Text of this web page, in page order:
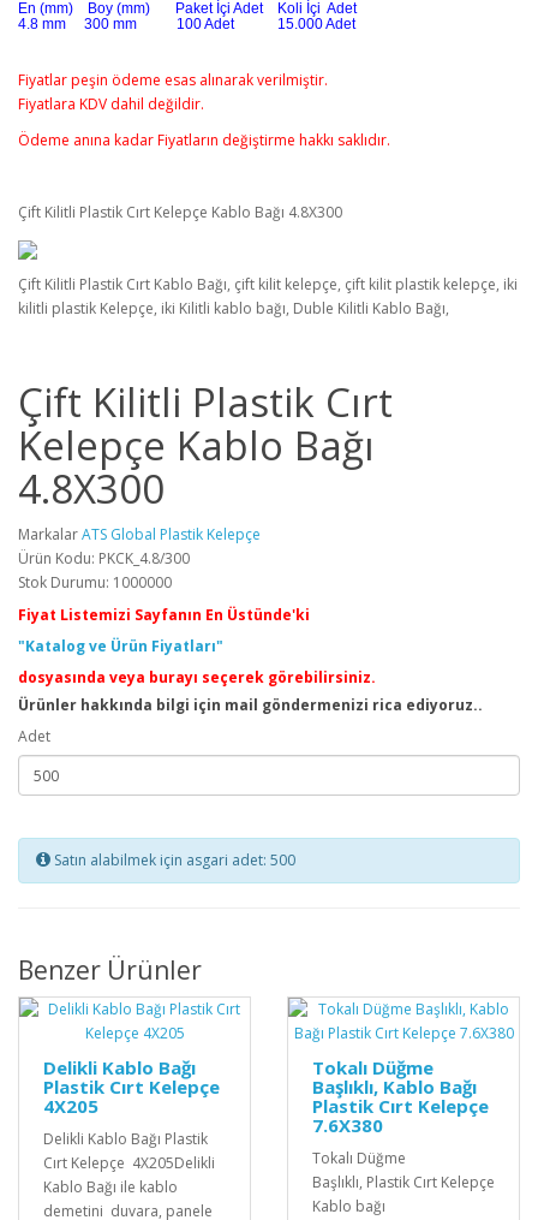
En (mm) Boy (mm) Paket İçi Adet Koli İçi Adet
4.8 mm 300 mm 100 Adet 15.000 Adet
Fiyatlar peşin ödeme esas alınarak verilmiştir.
Fiyatlara KDV dahil değildir.
Ödeme anına kadar Fiyatların değiştirme hakkı saklıdır.
Çift Kilitli Plastik Cırt Kelepçe Kablo Bağı 4.8X300
Çift Kilitli Plastik Cırt Kablo Bağı, çift kilit kelepçe, çift kilit plastik kelepçe, iki
kilitli plastik Kelepçe, iki Kilitli kablo bağı, Duble Kilitli Kablo Bağı,
Çift Kilitli Plastik Cırt
Kelepçe Kablo Bağı
4.8X300
MarkalarATS Global Plastik Kelepçe
Ürün Kodu: PKCK_4.8/300
Stok Durumu: 1000000
Fiyat Listemizi Sayfanın En Üstünde'ki
"Katalog ve Ürün Fiyatları"
dosyasında veya burayı seçerek görebilirsiniz.
Ürünler hakkında bilgi için mail göndermenizi rica ediyoruz..
Adet
Satın alabilmek için asgari adet: 500
Benzer Ürünler
Delikli Kablo Bağı
Plastik Cırt Kelepçe
4X205
Delikli Kablo Bağı Plastik
Cırt Kelepçe 4X205Delikli
Kablo Bağı ile kablo
demetini duvara, panele
Tokalı Düğme
Başlıklı, Kablo Bağı
Plastik Cırt Kelepçe
7.6X380
Tokalı Düğme
Başlıklı, Plastik Cırt Kelepçe
Kablo bağı